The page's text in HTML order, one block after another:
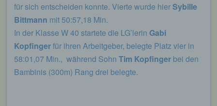
für sich entscheiden konnte. Vierte wurde hierSybille
Bittmann mit 50:57,18 Min.
In der Klasse W 40 startete die LG’lerin Gabi
Kopfingerfür ihren Arbeitgeber, belegte Platz vier in
58:01,07 Min., während Sohn Tim Kopfinger bei den
Bambinis (300m) Rang drei belegte.